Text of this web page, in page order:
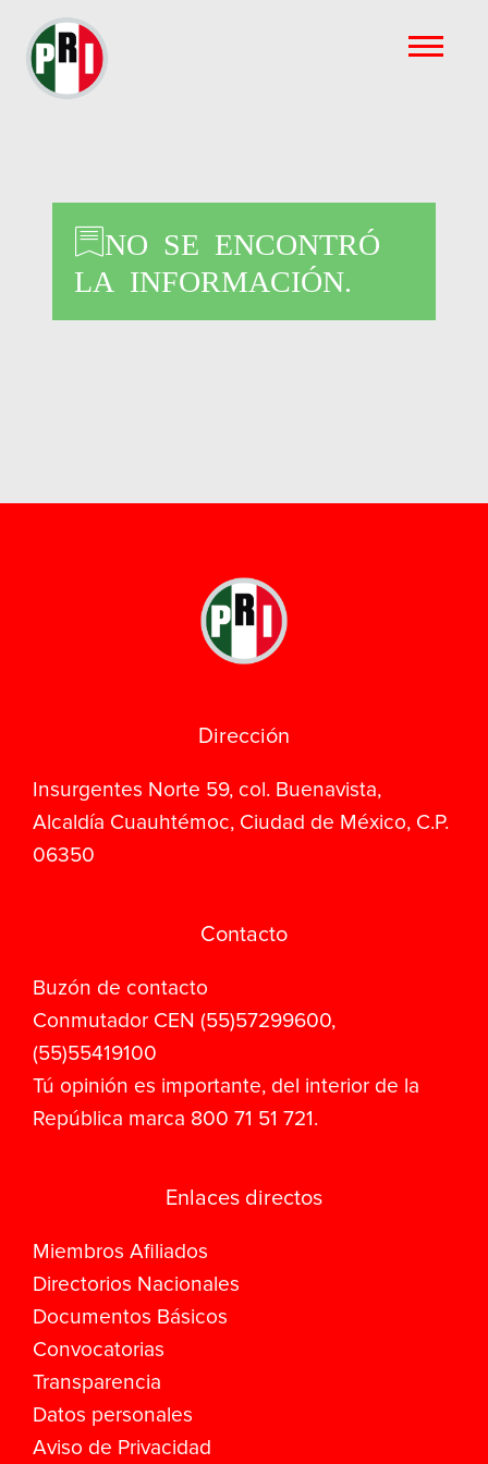
NO SE ENCONTRÓ
LA INFORMACIÓN.
Dirección
Insurgentes Norte 59, col. Buenavista,
Alcaldía Cuauhtémoc, Ciudad de México, C.P.
06350
Contacto
Buzón de contacto
Conmutador CEN (55)57299600,
(55)55419100
Tú opinión es importante, del interior de la
República marca 800 71 51 721.
Enlaces directos
Miembros Afiliados
Directorios Nacionales
Documentos Básicos
Convocatorias
Transparencia
Datos personales
Aviso de Privacidad